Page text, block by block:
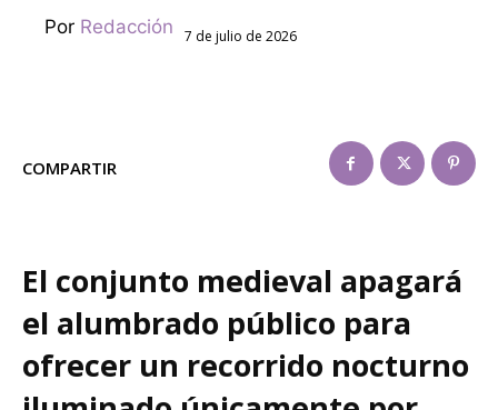
Por Redacción 7 de julio de 2026
COMPARTIR
El conjunto medieval apagará
el alumbrado público para
ofrecer un recorrido nocturno